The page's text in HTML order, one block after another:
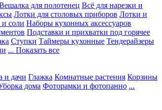
для полотенец Всё для нарезки и
Лотки для столовых приборов Лотки и
соли Наборы кухонных аксессуаров
Подставки и прихватки под горячее
Ступки Таймеры кухонные Тендерайзеры
... Показать все
и дачи Глажка Комнатные растения Корзины
дома Фоторамки и фотопанно ...